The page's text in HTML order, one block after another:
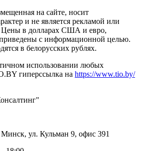
на сайте, носит
и не является рекламой или
Цены в долларах США и евро,
с информационной целью.
в белорусских рублях.
использовании любых
гиперссылка на https://www.tio.by/
ул. Кульман 9, офис 391